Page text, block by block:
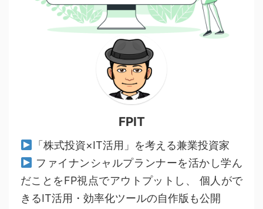
FPIT
「株式投資×IT活用」を考える兼業投資家
ファイナンシャルプランナーを活かし学ん
だことをFP視点でアウトプットし、 個人がで
きるIT活用・効率化ツールの自作版も公開